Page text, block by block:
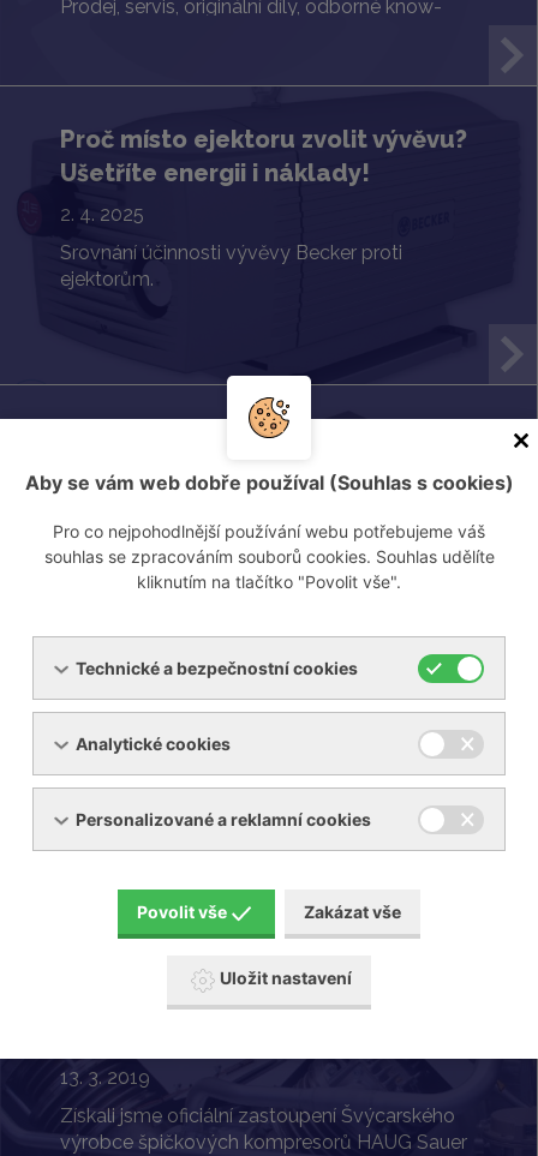
Prodej, servis, originální díly, odborné know-
Proč místo ejektoru zvolit vývěvu?
Ušetříte energii i náklady!
2. 4. 2025
Srovnání účinnosti vývěvy Becker proti
ejektorům.
Originální lamely a neoriginální
lamely pro vývěvy: Proč se vyplatí
1. 4. 2025
Benefity použití originálních lamel Becker.
Údržba suchoběžných vývěv
Becker: Klíč k dlouhé životnosti a
31. 3. 2025
Bezolejová rotační dmychadla a vývěvy -
servis a údržba.
13. 3. 2019
Získali jsme oficiální zastoupení Švýcarského
výrobce špičkových kompresorů HAUG Sauer
Aby se vám web dobře používal (Souhlas s cookies)
Pro co nejpohodlnější používání webu potřebujeme váš
souhlas se zpracováním souborů cookies. Souhlas udělíte
kliknutím na tlačítko "Povolit vše".
Technické a bezpečnostní cookies
Analytické cookies
Personalizované a reklamní cookies
Povolit vše Zakázat vše
Uložit nastavení